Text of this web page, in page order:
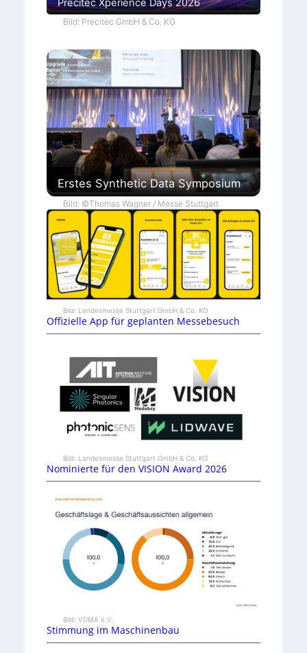
Precitec Xperience Days 2026
Bild: Precitec GmbH & Co. KG
Erstes Synthetic Data Symposium
Bild: ©Thomas Wagner / Messe Stuttgart
Bild: Landesmesse Stuttgart GmbH & Co. KG
Offizielle App für geplanten Messebesuch
Bild: Landesmesse Stuttgart GmbH & Co. KG
Nominierte für den VISION Award 2026
Bild: VDMA e.V.
Stimmung im Maschinenbau